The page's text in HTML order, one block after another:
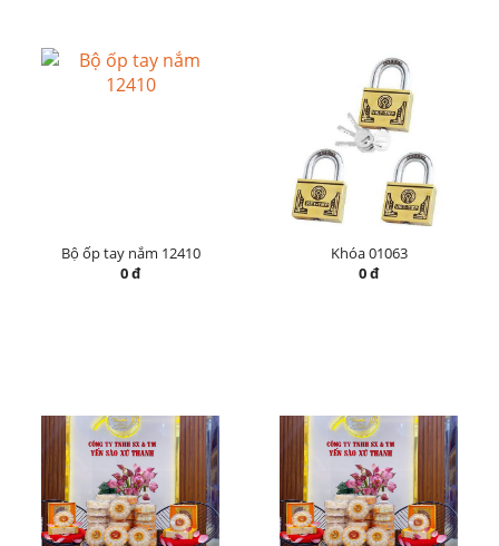
Bộ ốp tay nắm 12410
0 đ
Khóa 01063
0 đ